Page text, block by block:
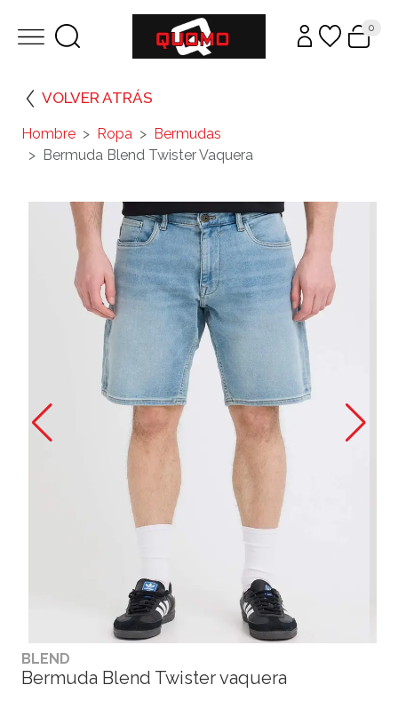
0
VOLVER ATRÁS
Hombre Ropa
Bermudas
Bermuda Blend Twister Vaquera
BLEND
Bermuda Blend Twister vaquera